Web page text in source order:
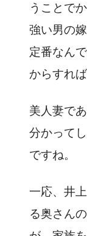
うことで
強い男の
定番なん
からすれ
美人妻で
分かって
ですね。
一応、井
る奥さん